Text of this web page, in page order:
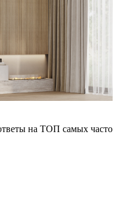
на ТОП самых часто